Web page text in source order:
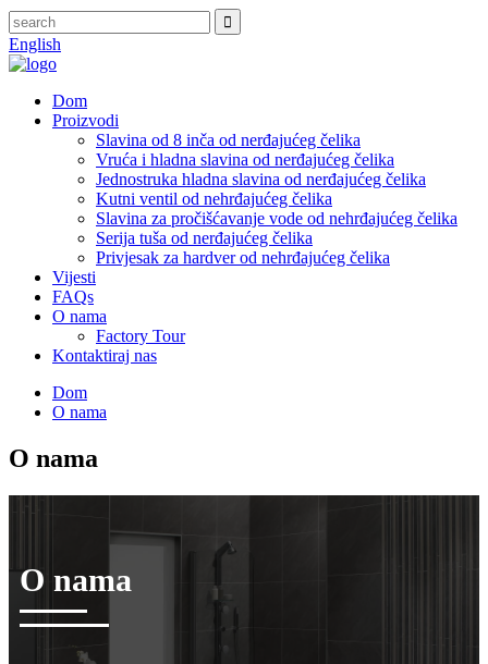
English
Dom
Proizvodi
Slavina od 8 inča od nerđajućeg čelika
Vruća i hladna slavina od nerđajućeg čelika
Jednostruka hladna slavina od nerđajućeg čelika
Kutni ventil od nehrđajućeg čelika
Slavina za pročišćavanje vode od nehrđajućeg čelika
Serija tuša od nerđajućeg čelika
Privjesak za hardver od nehrđajućeg čelika
Vijesti
FAQs
O nama
Factory Tour
Kontaktiraj nas
Dom
O nama
O nama
O nama